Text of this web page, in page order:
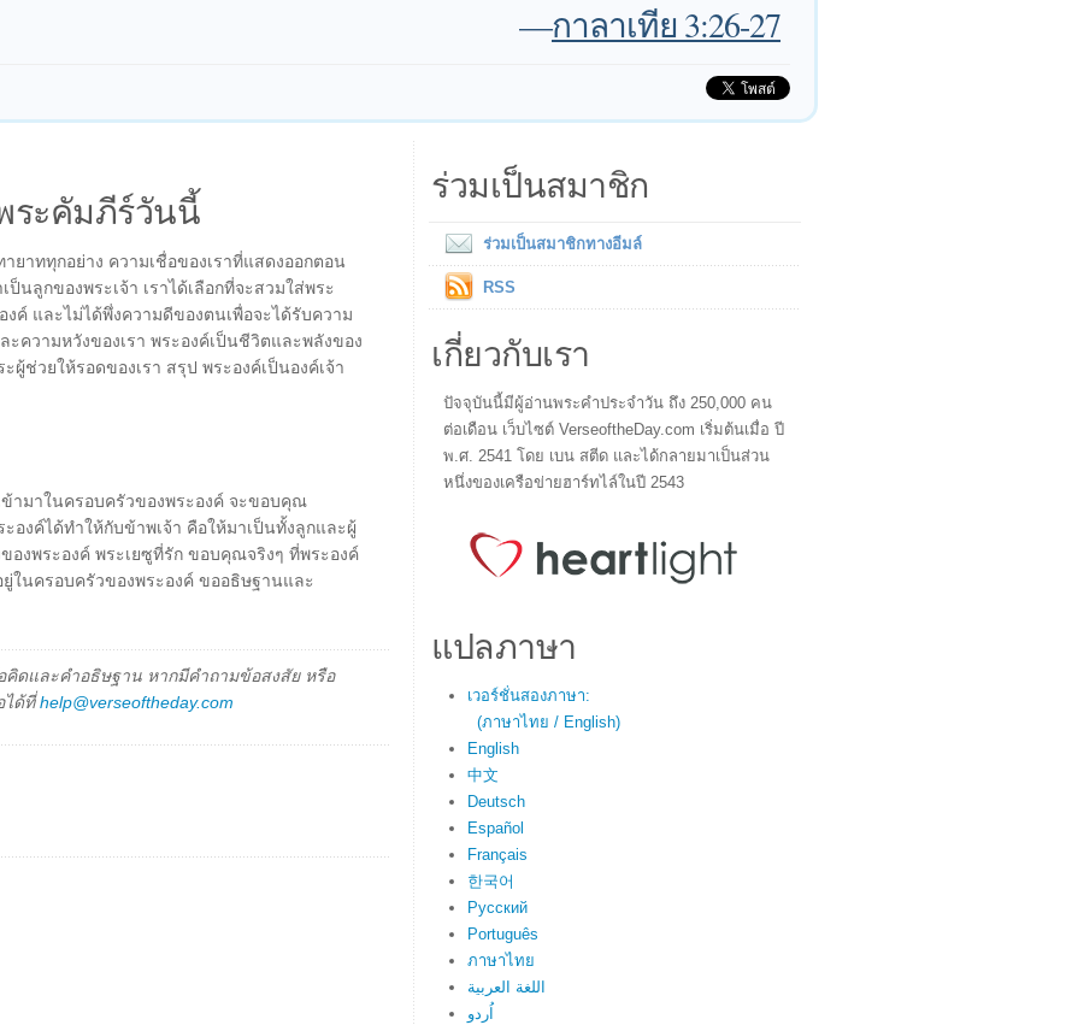
—กาลาเทีย 3:26-27
ระคัมภีร์วันนี้
ยาททุกอย่าง ความเชื่อของเราที่แสดงออกตอน
นลูกของพระเจ้า เราได้เลือกที่จะสวมใส่พระ
ค์ และไม่ได้พึ่งความดีของตนเพื่อจะได้รับความ
ะความหวังของเรา พระองค์เป็นชีวิตและพลังของ
ผู้ช่วยให้รอดของเรา สรุป พระองค์เป็นองค์เจ้า
ามาในครอบครัวของพระองค์ จะขอบคุณ
องค์ได้ทำให้กับข้าพเจ้า คือให้มาเป็นทั้งลูกและผู้
งพระองค์ พระเยซูที่รัก ขอบคุณจริงๆ ที่พระองค์
ในครอบครัวของพระองค์ ขออธิษฐานและ
ดและคำอธิษฐาน หากมีคำถามข้อสงสัย หรือ
ได้ที่help@verseoftheday.com
ร่วมเป็นสมาชิก
ร่วมเป็นสมาชิกทางอีมล์
RSS
เกี่ยวกับเรา
ปัจจุบันนี้มีผู้อ่านพระคำประจำวัน ถึง 250,000 คน
ต่อเดือน เว็บไซต์ VerseoftheDay.com เริ่มต้นเมื่อ ปี
พ.ศ. 2541 โดย เบน สตีด และได้กลายมาเป็นส่วน
หนึ่งของเครือข่ายฮาร์ทไล์ในปี 2543
แปลภาษา
เวอร์ชั่นสองภาษา:
(ภาษาไทย / English)
English
中文
Deutsch
Español
Français
한국어
Русский
Português
ภาษาไทย
اللغة العربية
اُردو